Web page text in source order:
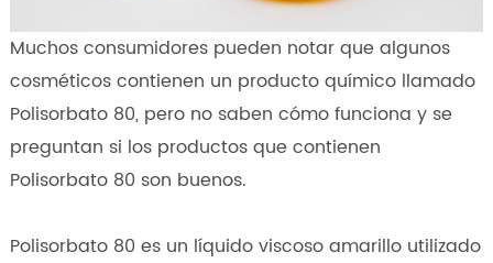
Muchos consumidores pueden notar que algunos
cosméticos contienen un producto químico llamado
Polisorbato 80, pero no saben cómo funciona y se
preguntan si los productos que contienen
Polisorbato 80 son buenos.
Polisorbato 80 es un líquido viscoso amarillo utilizado